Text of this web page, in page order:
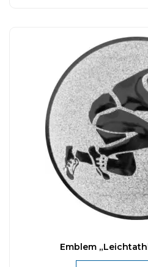
Emblem